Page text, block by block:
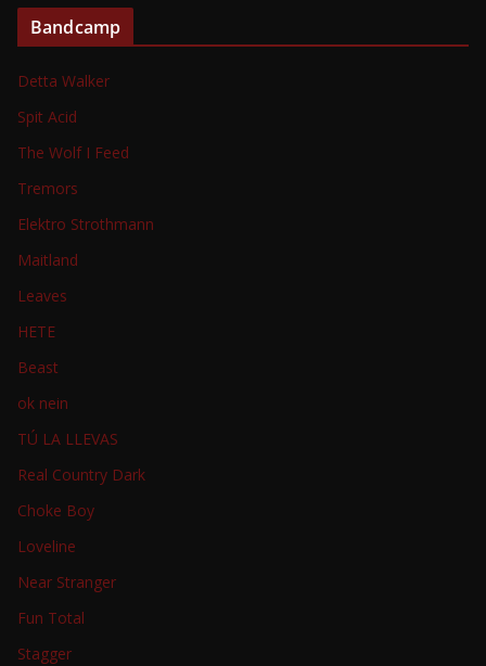
Bandcamp
Detta Walker
Spit Acid
The Wolf I Feed
Tremors
Elektro Strothmann
Maitland
Leaves
HETE
Beast
ok nein
TÚ LA LLEVAS
Real Country Dark
Choke Boy
Loveline
Near Stranger
Fun Total
Stagger